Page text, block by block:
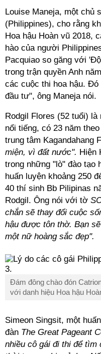
Louise Maneja, một chủ
(Philippines), cho rằng
Hoa hậu Hoàn vũ 2018,
hào của người
Pacquiao so găng với
trong trận quyền Anh
các cuộc thi hoa hậu.
đầu tư", ông Maneja nói.
Rodgil Flores (52 tuổi) là
nổi tiếng, có 23 năm
trung tâm Kagandahang
miện, vì đất nước". Hiện
trong những "lò" đào tạo
huấn luyện khoảng 250
40 thí sinh Bb Pilipinas
Rodgil. Ông nói với tờ
chắn sẽ thay đổi cuộc
hậu được tôn thờ. Bạn
một nữ hoàng sắc đẹp".
Đám đông chào đón
với danh hiệu Hoa hậu
Simeon Singsit, một
đàn The Great Pageant
nhiều cô gái đi thi để tìm